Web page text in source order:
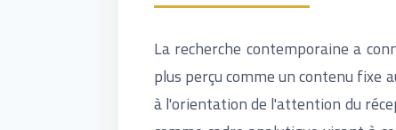
La recherche contemporaine a
plus perçu comme un contenu fixe
à l'orientation de l'attention du